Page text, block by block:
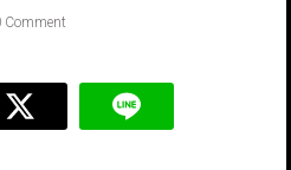
Comment